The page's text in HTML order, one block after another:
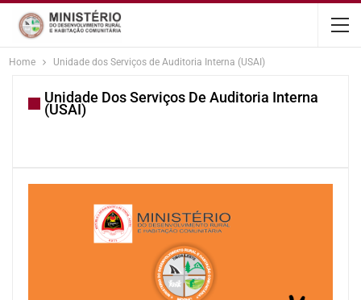
content
Home Unidade dos Serviços de Auditoria Interna (USAI)
Unidade Dos Serviços De Auditoria Interna
(USAI)